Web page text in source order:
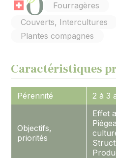
Fourragères
Couverts, Intercultures
Plantes compagnes
Caractéristiques
Pérennité 2 à 3
Objectifs,
priorités
Effet